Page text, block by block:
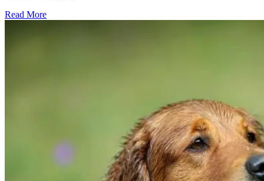
Read More